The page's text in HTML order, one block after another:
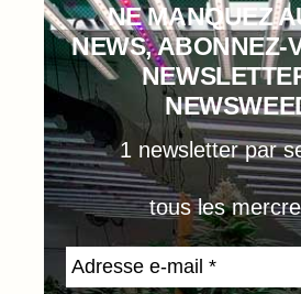
NE MANQUEZ
NEWS, ABONNEZ-
1 newsletter par
tous les